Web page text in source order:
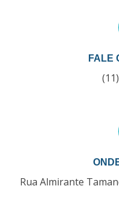
FALE
Rua Almirante